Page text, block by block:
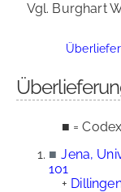
Vgl. Burghart
■ =
■ Jena,
101
+